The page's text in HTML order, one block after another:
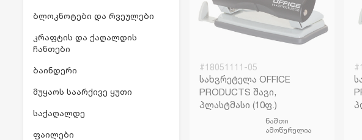
ბლოკნოტები და რვეულები
კრაფტის და ქაღალდის
ჩანთები
ბაინდერი
მუყაოს საარქივე ყუთი
საქაღალდე
ფაილები
#18051111-05
სახვრეტელა OFFICE
PRODUCTS შავი,
პლასტმასი (10ფ.)
ნაშთი
ამოწურულია